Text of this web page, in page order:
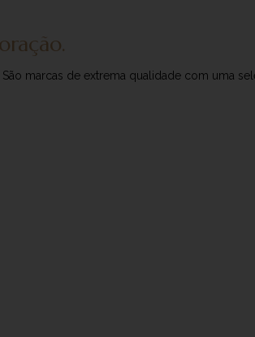
marcas de extrema qualidade com uma